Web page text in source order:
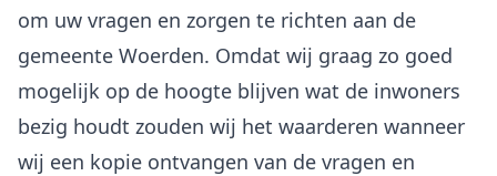
om uw vragen en zorgen te richten aan de
gemeente Woerden. Omdat wij graag zo goed
mogelijk op de hoogte blijven wat de inwoners
bezig houdt zouden wij het waarderen wanneer
wij een kopie ontvangen van de vragen en